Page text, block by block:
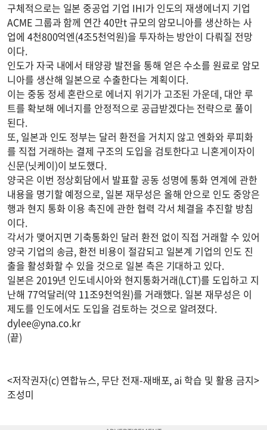
구체적으로는 일본 중공업 기업 IHI가 인도의 재생에너지 기업
ACME 그룹과 함께 연간 40만t 규모의 암모니아를 생산하는 사
업에 4천800억엔(4조5천억원)을 투자하는 방안이 다뤄질 전망
이다.
인도가 자국 내에서 태양광 발전을 통해 얻은 수소를 원료로 암모
니아를 생산해 일본으로 수출한다는 계획이다.
이는 중동 정세 혼란으로 에너지 위기가 고조된 가운데, 대안 루
트를 확보해 에너지를 안정적으로 공급받겠다는 전략으로 풀이
된다.
또, 일본과 인도 정부는 달러 환전을 거치지 않고 엔화와 루피화
를 직접 거래하는 결제 구조의 도입을 검토한다고 니혼게이자이
신문(닛케이)이 보도했다.
양국은 이번 정상회담에서 발표할 공동 성명에 통화 연계에 관한
내용을 명기할 예정으로, 일본 재무성은 올해 안으로 인도 중앙은
행과 현지 통화 이용 촉진에 관한 협력 각서 체결을 추진할 방침
이다.
각서가 맺어지면 기축통화인 달러 환전 없이 직접 거래할 수 있어
양국 기업의 송금, 환전 비용이 절감되고 일본계 기업의 인도 진
출을 활성화할 수 있을 것으로 일본 측은 기대하고 있다.
일본은 2019년 인도네시아와 현지통화거래(LCT)를 도입하고 지
난해 77억달러(약 11조9천억원)를 거래했다. 일본 재무성은 이
제도를 인도에서도 도입을 검토하는 것으로 알려졌다.
dylee@yna.co.kr
(끝)
<저작권자(c) 연합뉴스, 무단 전재-재배포, ai 학습 및 활용 금지>
조성미